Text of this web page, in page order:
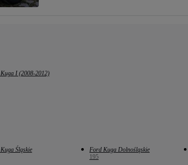
I (2008-2012)
Śląskie
Ford Kuga Dolnośląskie
195